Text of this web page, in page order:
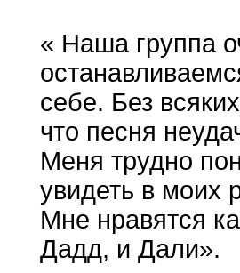
« Наша группа
себе. Без
что песня
Меня трудно
увидеть в моих
Мне нравятся
Дадд, и Дали».